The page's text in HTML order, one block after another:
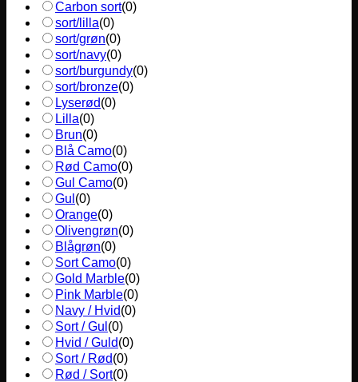
Carbon sort(0)
sort/lilla(0)
sort/grøn(0)
sort/navy(0)
sort/burgundy(0)
sort/bronze(0)
Lyserød(0)
Lilla(0)
Brun(0)
Blå Camo(0)
Rød Camo(0)
Gul Camo(0)
Gul (0)
Orange(0)
Olivengrøn(0)
Blågrøn(0)
Sort Camo(0)
Gold Marble(0)
Pink Marble(0)
Navy / Hvid(0)
Sort / Gul (0)
Hvid / Guld(0)
Sort / Rød(0)
Rød / Sort(0)